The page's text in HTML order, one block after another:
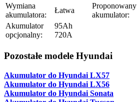
Wymiana
akumulatora:
Łatwa
Proponowany
akumulator:
Akumulator
opcjonalny:
95Ah
720A
Pozostałe modele Hyundai
Akumulator do Hyundai LX57
Akumulator do Hyundai LX56
Akumulator do Hyundai Sonata